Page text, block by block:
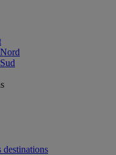
destinations